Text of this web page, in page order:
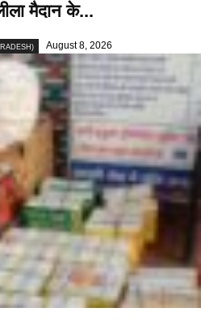
मैदान के...
August 8, 2026